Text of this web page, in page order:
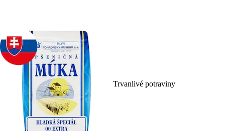
Trvanlivé potraviny